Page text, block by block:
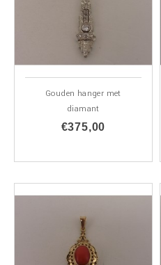
Gouden hanger met
diamant
€375,00